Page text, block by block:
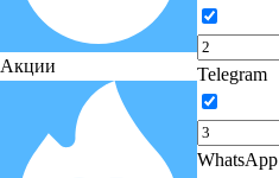
Акции Telegram
WhatsApp